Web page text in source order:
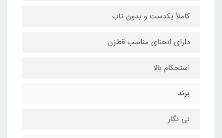
کاملاً یکدست و بدون تاب
دارای انحنای مناسب قط‌زن
استحکام بالا
برند
نی نگار